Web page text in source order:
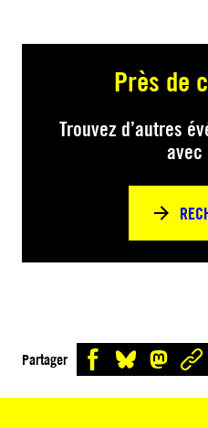
Près de
Trouvez d’autres
avec
Partager